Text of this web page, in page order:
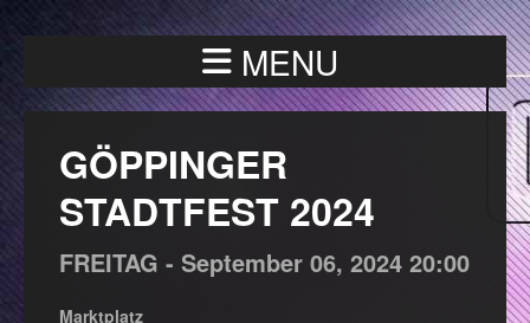
MENU
GÖPPINGER
STADTFEST 2024
FREITAG - September 06, 2024 20:00
Marktplatz